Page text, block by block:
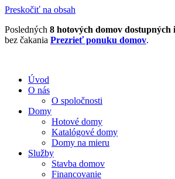
Preskočiť na obsah
Posledných 8 hotových domov dostupných
bez čakania Prezrieť ponuku domov.
Úvod
O nás
O spoločnosti
Domy
Hotové domy
Katalógové domy
Domy na mieru
Služby
Stavba domov
Financovanie